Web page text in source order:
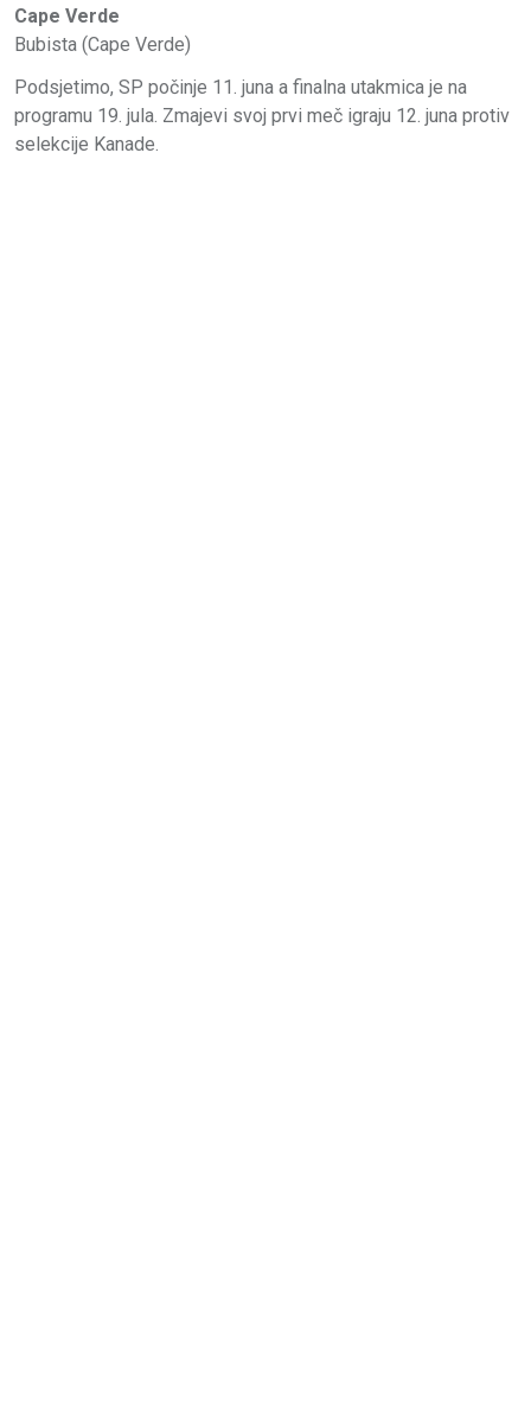
Cape Verde
Bubista (Cape Verde)
Podsjetimo, SP počinje 11. juna a finalna utakmica je na
programu 19. jula. Zmajevi svoj prvi meč igraju 12. juna protiv
selekcije Kanade.